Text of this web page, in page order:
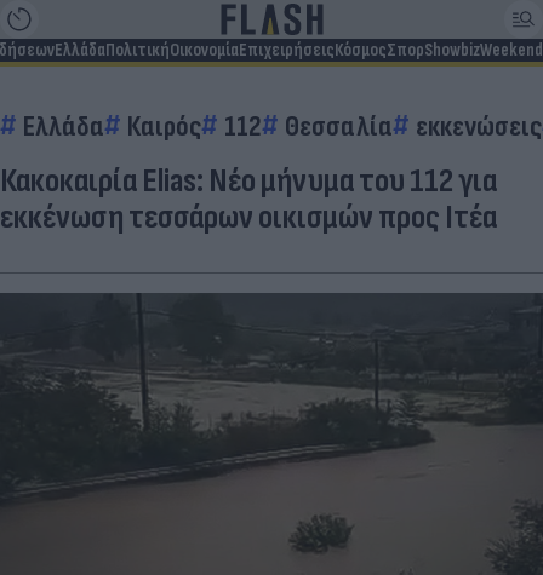
ΕλλάδαΠολιτικήΟικονομίαΕπιχειρήσειςΚόσμοςΣπορShowbizWeekend
Ελλάδα Καιρός 112 Θεσσαλία εκκενώσεις
Κακοκαιρία Elias: Νέο μήνυμα του 112 για
εκκένωση τεσσάρων οικισμών προς Ιτέα